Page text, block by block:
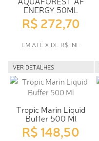
ENERGY 50ML
R$ 272,70
EM ATÉ X DE R$ INF
VER DETALHES
Tropic Marin Liquid
Buffer 500 Ml
R$ 148,50